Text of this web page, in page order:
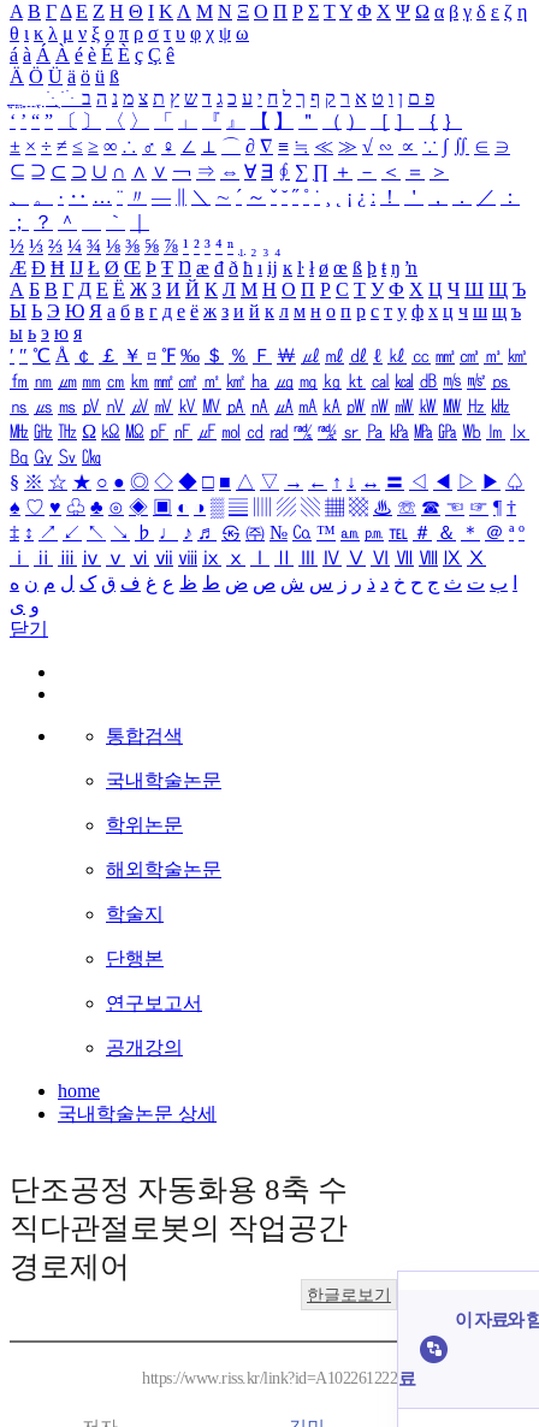
Α Β ΓΔ Ε Ζ Η Θ Ι ΚΛ Μ Ν Ξ Ο Π Ρ Σ ΤΥ Φ Χ Ψ Ω α β γ δ ε ζ η
θ ι κ λ μ ν ξ ο π ρ σ τ υ φ χ ψ ω
á à Á À é è É È ç Ç ê
Ä Ö Ü ä ö ü ß
ִֶֹ ֻּ ׁׂ פ ם ן ו ט א ר ק ף ך ל ח י ע כ ג ד ש ץ ת צ מ נ ה ב
‘ ’ “ ” 〔 〕 〈 〉 「 」 『 』 【 】 ＂ （ ） ［ ］ ｛ ｝
± × ÷ ≠ ≤ ≥ ∞ ∴ ♂ ♀ ∠ ⊥ ⌒ ∂ ∇ ≡ ≒ ≪ ≫ √ ∽ ∝ ∵ ∫ ∬ ∈ ∋
⊆ ⊇ ⊂ ⊃ ∪ ∩ ∧ ∨ ￢ ⇒ ⇔ ∀ ∃ ∮ ∑ ∏ ＋ － ＜ ＝
＞
、
。 · ‥ … ¨ 〃 ― ＼ ∼ ´ ～ ˇ ˘ ˝ ˚ ˙ ¸ ¡ ¿ ː ！ ＇ ， ． ／
：
；
？ ＾ ｀
½ ⅓ ⅔ ¼ ¾ ⅛ ⅜ ⅝ ⅞ ¹ ² ³ ⁴ ⁿ ₁ ₂ ₃ ₄
Æ Ð Ħ Ĳ Ł Ø Œ Þ Ŧ Ŋ æ đ ð ħ ı ĳ ĸ ŀ ł ø œ ß þ ŧ ŋ ŉ
А Б В Г Д Е Ё Ж З И Й К Л М Н О П Р С Т У Ф Х Ц Ч Ш Щ Ъ
Ы Ь Э Ю Я а б в г д е ё ж з и й к л м н о п р с т у ф х ц ч ш щ ъ
ы ь э ю я
′ ″ ℃ Å ￠ ￡ ￥ ¤ ℉ ‰ ＄ ％ Ｆ ￦ ㎕ ㎖ ㎗ ℓ ㎘ ㏄ ㎣ ㎤ ㎥ ㎦
㎙ ㎚ ㎛ ㎜ ㎝ ㎞ ㎟ ㎠ ㎡ ㎢ ㏊ ㎍ ㎎ ㎏ ㏏ ㎈ ㎉ ㏈ ㎧ ㎨ ㎰
㎱ ㎲ ㎳ ㎴ ㎵ ㎶ ㎷ ㎸ ㎹ ㎀ ㎁ ㎂ ㎃ ㎄ ㎺ ㎻ ㎽ ㎾ ㎿ ㎐ ㎑
㎒ ㎓ ㎔ Ω ㏀ ㏁ ㎊ ㎋ ㎌ ㏖ ㏅ ㎭ ㎮ ㎯ ㏛ ㎩ ㎪ ㎫ ㎬ ㏝ ㏐
㏓
㏃ ㏉ ㏜ ㏆
§ ※ ☆ ★ ○ ● ◎ ◇ ◆ □ ■ △ ▽ → ← ↑ ↓ ↔ 〓 ◁ ◀ ▷ ▶ ♤
♠ ♡ ♥ ♧ ♣ ⊙ ◈ ▣ ◐ ◑ ▒ ▤ ▨ ▧ ▦ ▩ ♨ ☏ ☎ ☜ ☞ ¶ †
‡ ↕ ↗ ↙ ↖ ↘ ♭ ♩ ♪ ♬ ㉿ ㈜ № ㏇ ™ ㏂ ㏘ ℡ ＃ ＆ ＊ ＠ ª º
ⅰ
ⅱ ⅲ ⅳ ⅴ ⅵ ⅶ ⅷ ⅸ ⅹ Ⅳ Ⅴ Ⅵ Ⅶ Ⅷ Ⅸ Ⅹ
ب ت ث ج ح خ د ذ ر ز س ش ص ض ط ظ ع غ ف ق ک ل م ن ه
و ی
닫기
통합검색
국내학술논문
학위논문
해외학술논문
학술지
단행본
연구보고서
공개강의
home
국내학술논문 상세
단조공정 자동화용 8축 수
직다관절로봇의 작업공간
경로제어
한글로보기
https://www.riss.kr/link?id=A102261222
이 자료와
료